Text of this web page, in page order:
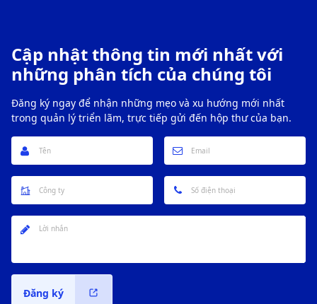
Cập nhật thông tin mới nhất với
những phân tích của chúng tôi
Đăng ký ngay để nhận những mẹo và xu hướng mới nhất
trong quản lý triển lãm, trực tiếp gửi đến hộp thư của bạn.
Đăng ký